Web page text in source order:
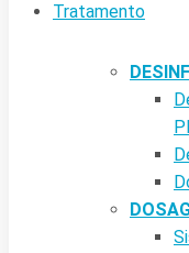
Tratamento